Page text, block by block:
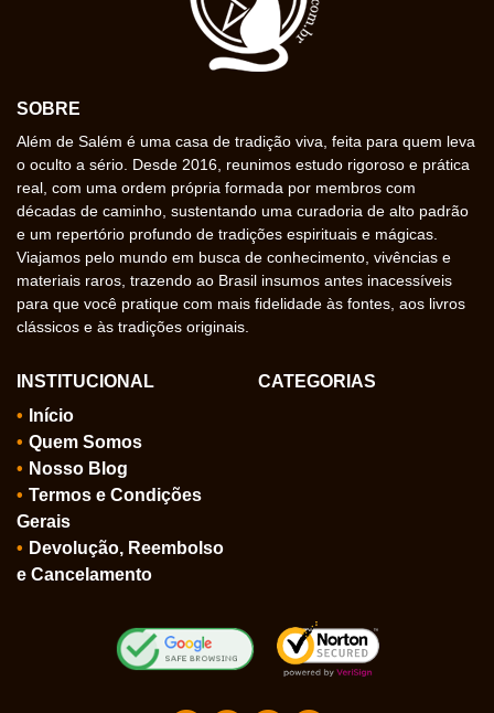
SOBRE
Além de Salém é uma casa de tradição viva, feita para quem leva
o oculto a sério. Desde 2016, reunimos estudo rigoroso e prática
real, com uma ordem própria formada por membros com
décadas de caminho, sustentando uma curadoria de alto padrão
e um repertório profundo de tradições espirituais e mágicas.
Viajamos pelo mundo em busca de conhecimento, vivências e
materiais raros, trazendo ao Brasil insumos antes inacessíveis
para que você pratique com mais fidelidade às fontes, aos livros
clássicos e às tradições originais.
INSTITUCIONAL
Início
Quem Somos
Nosso Blog
Termos e Condições
Gerais
Devolução, Reembolso
e Cancelamento
CATEGORIAS